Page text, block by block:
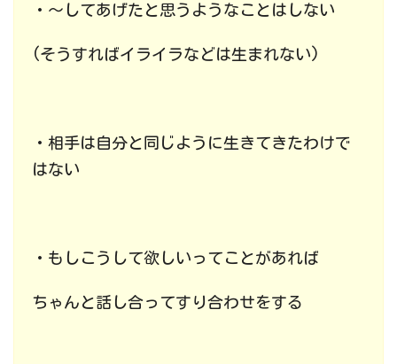
・〜してあげたと思うようなことはしない
(そうすればイライラなどは生まれない)
・相手は自分と同じように生きてきたわけで
はない
・もしこうして欲しいってことがあれば
ちゃんと話し合ってすり合わせをする